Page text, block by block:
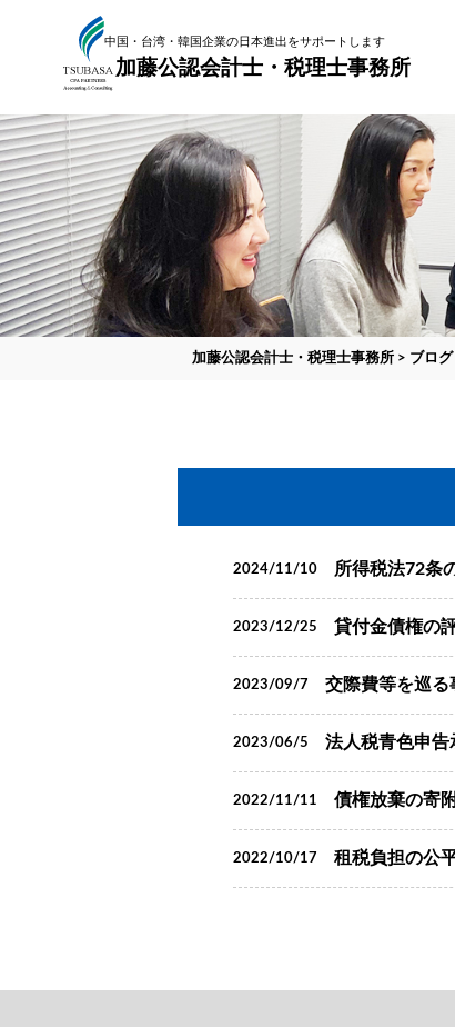
中国・台湾・韓国企業の日本進出をサポートします
加藤公認会計士・税理士事務所
加藤公認会計士・税理士事務所 > ブロ
2024/11/10 所得税法72条
2023/12/25 貸付金債権の
2023/09/7 交際費等を巡る
2023/06/5 法人税青色申告
2022/11/11 債権放棄の寄
2022/10/17 租税負担の公